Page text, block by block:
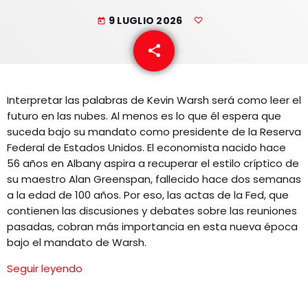
today 9 LUGLIO 2026
share
email
Interpretar las palabras de Kevin Warsh será como leer el
futuro en las nubes. Al menos es lo que él espera que
suceda bajo su mandato como presidente de la Reserva
Federal de Estados Unidos. El economista nacido hace
56 años en Albany aspira a recuperar el estilo críptico de
su maestro Alan Greenspan, fallecido hace dos semanas
a la edad de 100 años. Por eso, las actas de la Fed, que
contienen las discusiones y debates sobre las reuniones
pasadas, cobran más importancia en esta nueva época
bajo el mandato de Warsh.
Seguir leyendo